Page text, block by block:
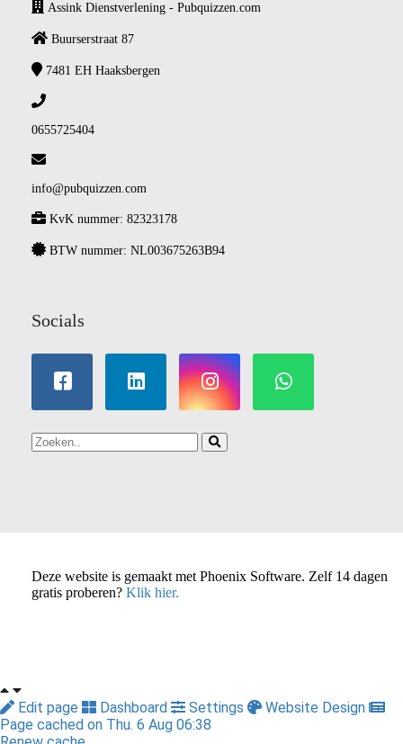
Assink Dienstverlening - Pubquizzen.com
Buurserstraat 87
7481 EH Haaksbergen
0655725404
info@pubquizzen.com
KvK nummer: 82323178
BTW nummer: NL003675263B94
Socials
Deze website is gemaakt met Phoenix Software. Zelf 14 dagen
gratis proberen? Klik hier.
Edit page Dashboard Settings
Website Design
Page cached on Thu. 6 Aug 06:38